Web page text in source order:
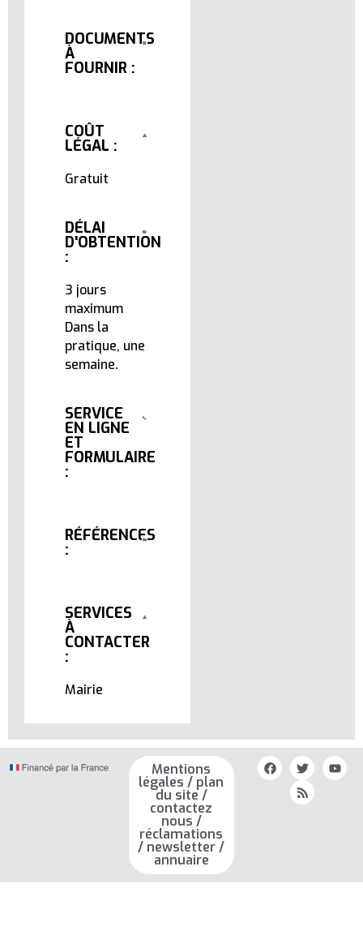
DOCUMENTS
À
FOURNIR :
COÛT
LÉGAL :
Gratuit
DÉLAI
D'OBTENTION
:
3 jours
maximum
Dans la
pratique, une
semaine.
SERVICE
EN LIGNE
ET
FORMULAIRE
:
RÉFÉRENCES
:
SERVICES
À
CONTACTER
:
Mairie
Mentions
légales / plan
du site /
contactez
nous /
réclamations
/ newsletter /
annuaire